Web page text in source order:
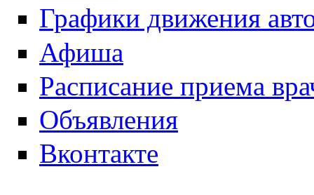
Графики движения
Афиша
Расписание приема
Объявления
Вконтакте